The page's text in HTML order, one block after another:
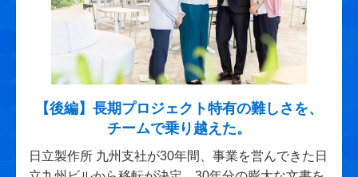
【後編】長期プロジェクト特有の難しさを、
チームで乗り越えた。
日立製作所 九州支社が30年間、事業を営んできた日